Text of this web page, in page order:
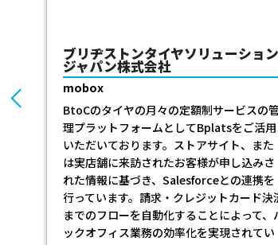
京セラ株式会社
HOUSmile_e（ハウスマイルe）
京セラが提供するエネルギーシステムの定
額サービス「HOUSmile_e（ハウスマイル
e）」の管理機能とストア・マイページにお
いてご採用頂いております。ご提供されて
いるサービスは長期契約の商品となってお
り、契約期間を設定することで10年~15年の
長期的な管理を可能としております。